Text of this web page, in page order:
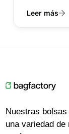
Leer más
Nuestras
una variedad